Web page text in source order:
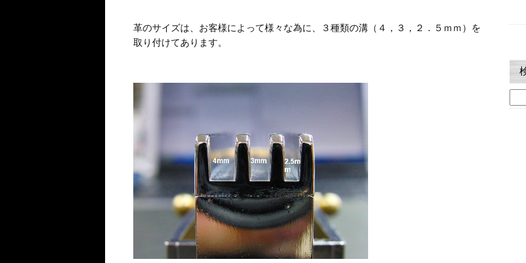
革のサイズは 、お客様によって様々な為に、３種類の溝（ ４，３，２．５ｍｍ ）を
取り付けてあります。
索: